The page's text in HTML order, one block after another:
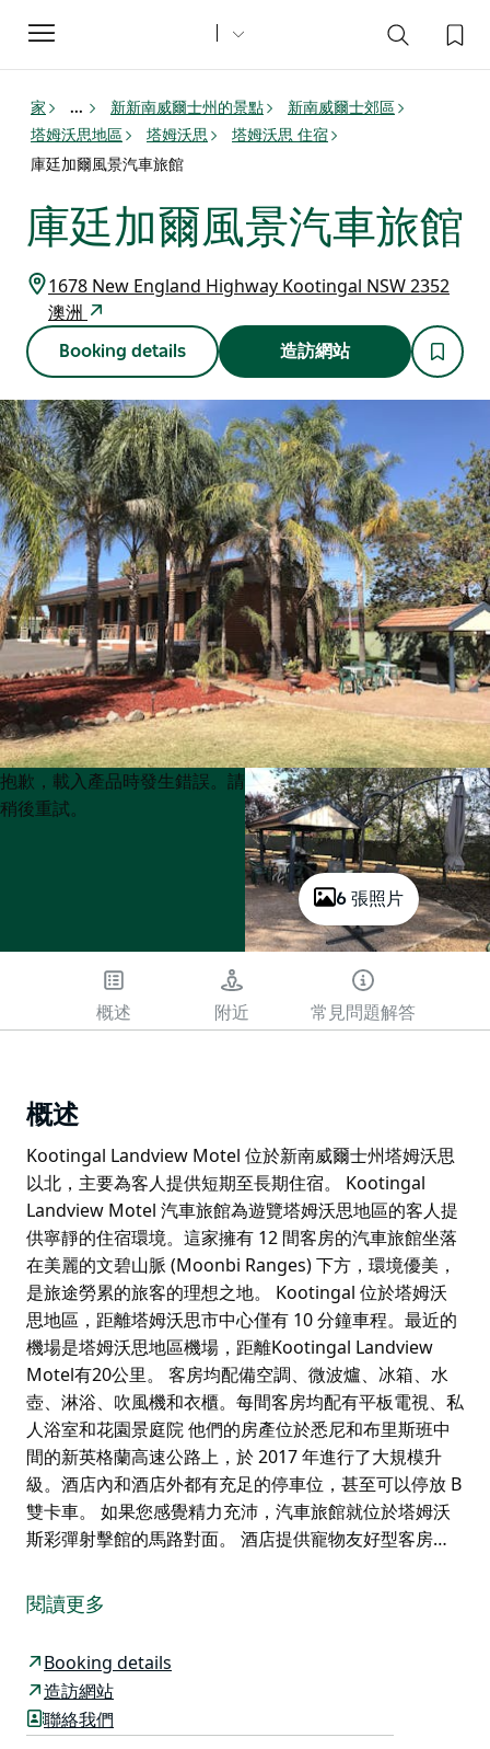
Toggle
navigation
家 ... 新新南威爾士州的景點
新南威爾士郊區
塔姆沃思地區
塔姆沃思
塔姆沃思 住宿
庫廷加爾風景汽車旅館
庫廷加爾風景汽車旅館
1678 New England Highway Kootingal NSW 2352
澳洲
Booking details 造訪網站
6 張照片
Product
List
Product
List
抱歉，載入產品時發生錯誤。請
稍後重試。
概述 附近 常見問題解答
概述
Kootingal Landview Motel 位於新南威爾士州塔姆沃思
以北，主要為客人提供短期至長期住宿。 Kootingal
Landview Motel 汽車旅館為遊覽塔姆沃思地區的客人提
供寧靜的住宿環境。這家擁有 12 間客房的汽車旅館坐落
在美麗的文碧山脈 (Moonbi Ranges) 下方，環境優美，
是旅途勞累的旅客的理想之地。 Kootingal 位於塔姆沃
思地區，距離塔姆沃思市中心僅有 10 分鐘車程。最近的
機場是塔姆沃思地區機場，距離Kootingal Landview
Motel有20公里。 客房均配備空調、微波爐、冰箱、水
壺、淋浴、吹風機和衣櫃。每間客房均配有平板電視、私
人浴室和花園景庭院 他們的房產位於悉尼和布里斯班中
間的新英格蘭高速公路上，於 2017 年進行了大規模升
級。酒店內和酒店外都有充足的停車位，甚至可以停放 B
雙卡車。 如果您感覺精力充沛，汽車旅館就位於塔姆沃
斯彩彈射擊館的馬路對面。 酒店提供寵物友好型客房…
以北，主要為客人提供短期至長期住宿。 Kootingal
Landview Motel 汽車旅館為遊覽塔姆沃思地區的客人提
在美麗的文碧山脈 (Moonbi Ranges) 下方，環境優美，
是旅途勞累的旅客的理想之地。
Kootingal 位於塔姆沃思地區，距離塔姆沃思市中心僅有
閱讀更多
Booking details
造訪網站
聯絡我們